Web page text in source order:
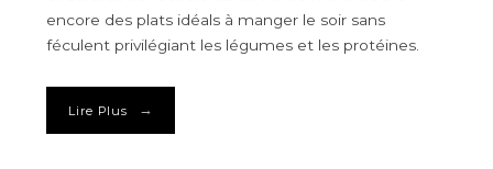
encore des plats idéals à manger le soir sans
féculent privilégiant les légumes et les protéines.
Lire Plus →